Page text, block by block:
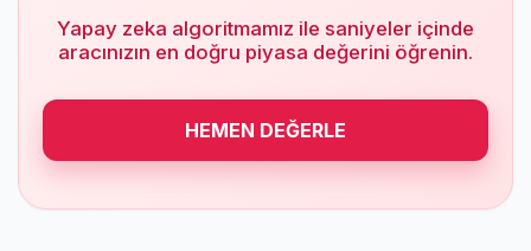
Yapay zeka algoritmamız ile saniyeler içinde
aracınızın en doğru piyasa değerini öğrenin.
HEMEN DEĞERLE